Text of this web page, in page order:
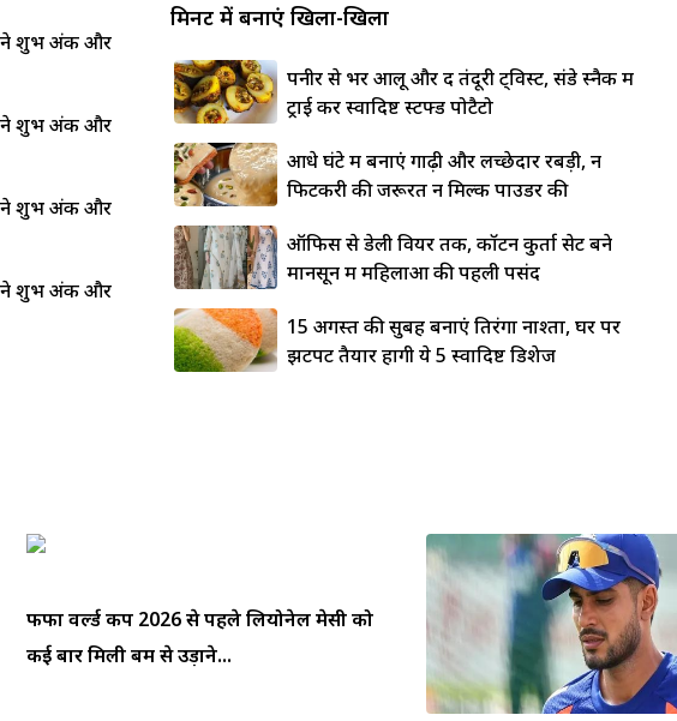
शुभ अंक और
शुभ अंक और
शुभ अंक और
शुभ अंक और
मिनट में बनाएं खिला-खिला
पनीर से भरें आलू और दें तंदूरी ट्विस्ट, संडे स्नैक में
ट्राई करें स्वादिष्ट स्टफ्ड पोटैटो
आधे घंटे में बनाएं गाढ़ी और लच्छेदार रबड़ी, न
फिटकरी की जरूरत न मिल्क पाउडर की
ऑफिस से डेली वियर तक, कॉटन कुर्ता सेट बने
मानसून में महिलाओं की पहली पसंद
15 अगस्त की सुबह बनाएं तिरंगा नाश्ता, घर पर
झटपट तैयार होंगी ये 5 स्वादिष्ट डिशेज
फीफा वर्ल्ड कप 2026 से पहले लियोनेल मेसी को
कई बार मिली बम से उड़ाने...